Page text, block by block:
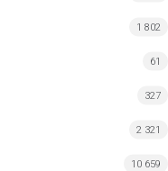
1 802
61
327
2 321
10 659